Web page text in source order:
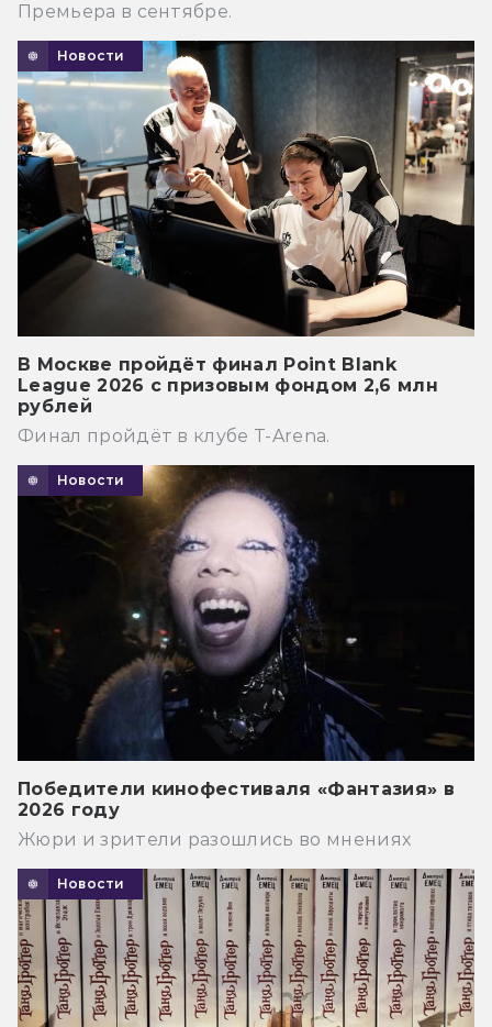
Премьера в сентябре.
Новости
В Москве пройдёт финал Point Blank
League 2026 с призовым фондом 2,6 млн
рублей
Финал пройдёт в клубе T-Arena.
Новости
Победители кинофестиваля «Фантазия» в
2026 году
Жюри и зрители разошлись во мнениях
Новости